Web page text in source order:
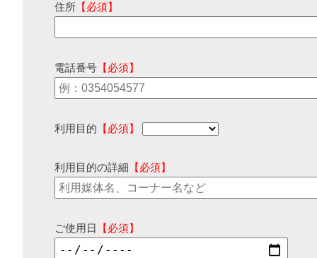
住所 【必須】
電話番号 【必須】
利用目的 【必須】
利用目的の詳細 【必須】
ご使用日 【必須】